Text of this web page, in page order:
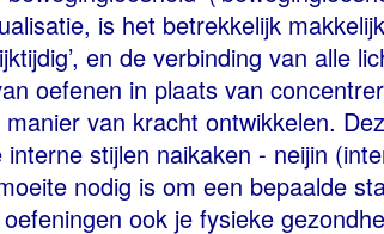
is het betrekkelijk
en de verbinding van alle
oefenen in plaats van
van kracht ontwikkelen.
interne stijlen naikaken - neijin
nodig is om een bepaalde
ook je fysieke